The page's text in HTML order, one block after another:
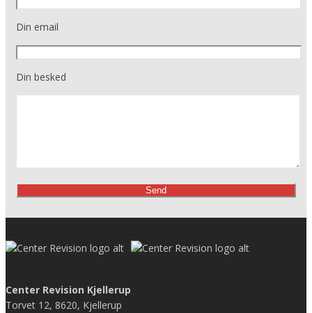
Din email
Din besked
Center Revision Kjellerup
Torvet 12, 8620, Kjellerup